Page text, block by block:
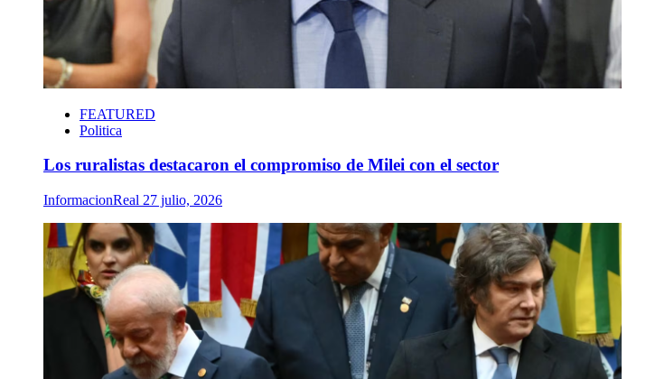
FEATURED
Politica
Los ruralistas destacaron el compromiso de Milei con el sector
InformacionReal 27 julio, 2026